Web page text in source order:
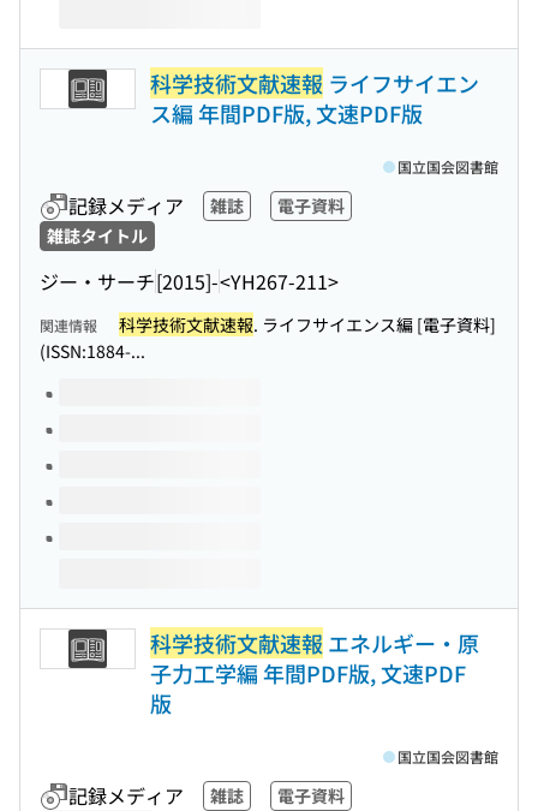
科学技術文献速報 ライフサイエン
ス編 年間PDF版, 文速PDF版
記録メディア 雑誌
電子資料
雑誌タイトル
ジー・サーチ[2015]-<YH267-211>
国立国会図書館
関連情報 科学技術文献速報. ライフサイエンス編 [電子資料]
(ISSN:1884-...
このタイトルの巻号
科学技術文献速報 エネルギー・原
子力工学編 年間PDF版, 文速PDF
版
記録メディア 雑誌
電子資料
国立国会図書館